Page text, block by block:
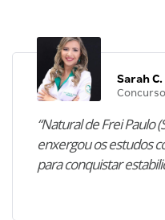
Sarah C.
“Natural de Frei Paulo
enxergou os estudos
para conquistar